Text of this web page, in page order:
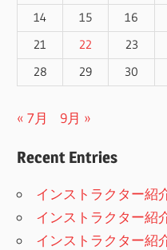
14
15 16
21
22 23
28
29 30
« 7月 9月 »
Recent Entries
インストラクター紹
インストラクター紹
インストラクター紹